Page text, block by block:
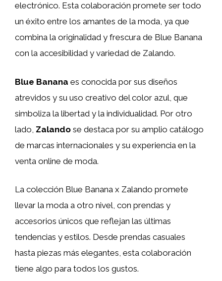
electrónico. Esta colaboración promete ser todo
un éxito entre los amantes de la moda, ya que
combina la originalidad y frescura de Blue Banana
con la accesibilidad y variedad de Zalando.
Blue Banana es conocida por sus diseños
atrevidos y su uso creativo del color azul, que
simboliza la libertad y la individualidad. Por otro
lado, Zalando se destaca por su amplio catálogo
de marcas internacionales y su experiencia en la
venta online de moda.
La colección Blue Banana x Zalando promete
llevar la moda a otro nivel, con prendas y
accesorios únicos que reflejan las últimas
tendencias y estilos. Desde prendas casuales
hasta piezas más elegantes, esta colaboración
tiene algo para todos los gustos.